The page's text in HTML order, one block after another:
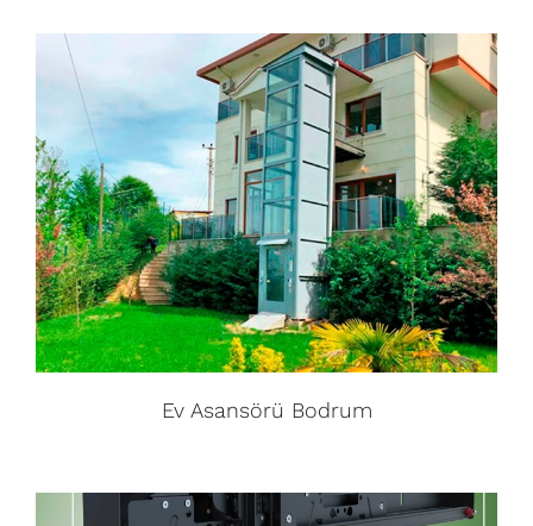
Ev Asansörü Bodrum